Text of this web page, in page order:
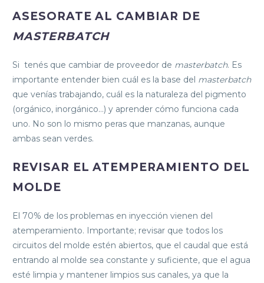
ASESORATE AL CAMBIAR DE
MASTERBATCH
Si tenés que cambiar de proveedor de masterbatch. Es
importante entender bien cuál es la base del masterbatch
que venías trabajando, cuál es la naturaleza del pigmento
(orgánico, inorgánico…) y aprender cómo funciona cada
uno. No son lo mismo peras que manzanas, aunque
ambas sean verdes.
REVISAR EL ATEMPERAMIENTO DEL
MOLDE
El 70% de los problemas en inyección vienen del
atemperamiento. Importante; revisar que todos los
circuitos del molde estén abiertos, que el caudal que está
entrando al molde sea constante y suficiente, que el agua
esté limpia y mantener limpios sus canales, ya que la